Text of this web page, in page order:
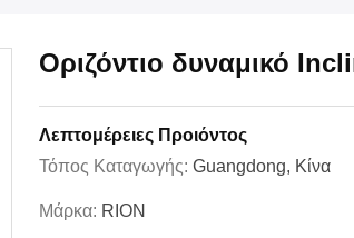
Οριζόντιο δυναμικό
Λεπτομέρειες Προιόντος
Τόπος Καταγωγής: Guangdong, Κίνα
Μάρκα: RION